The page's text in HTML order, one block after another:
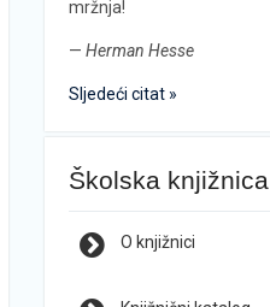
mržnja!
— Herman Hesse
Sljedeći citat »
Školska knjižnica
O knjižnici